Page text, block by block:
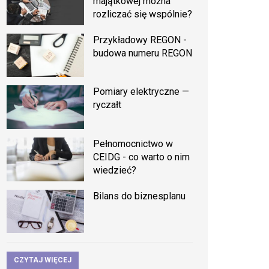
rozliczać się wspólnie?
Przykładowy REGON -
budowa numeru REGON
Pomiary elektryczne —
ryczałt
Pełnomocnictwo w
CEIDG - co warto o nim
wiedzieć?
Bilans do biznesplanu
CZYTAJ WIĘCEJ